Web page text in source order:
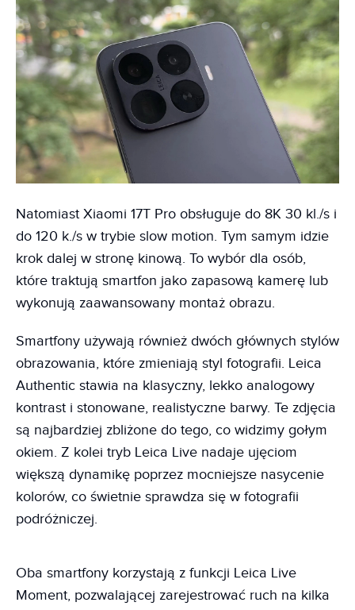
Natomiast Xiaomi 17T Pro obsługuje do 8K 30 kl./s i
do 120 k./s w trybie slow motion. Tym samym idzie
krok dalej w stronę kinową. To wybór dla osób,
które traktują smartfon jako zapasową kamerę lub
wykonują zaawansowany montaż obrazu.
Smartfony używają również dwóch głównych stylów
obrazowania, które zmieniają styl fotografii. Leica
Authentic stawia na klasyczny, lekko analogowy
kontrast i stonowane, realistyczne barwy. Te zdjęcia
są najbardziej zbliżone do tego, co widzimy gołym
okiem. Z kolei tryb Leica Live nadaje ujęciom
większą dynamikę poprzez mocniejsze nasycenie
kolorów, co świetnie sprawdza się w fotografii
podróżniczej.
Oba smartfony korzystają z funkcji Leica Live
Moment, pozwalającej zarejestrować ruch na kilka